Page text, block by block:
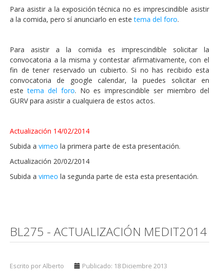
Para asistir a la exposición técnica no es imprescindible asistir
a la comida, pero sí anunciarlo en estetema del foro.
Para asistir a la comida es imprescindible solicitar la
convocatoria a la misma y contestar afirmativamente, con el
fin de tener reservado un cubierto. Si no has recibido esta
convocatoria de google calendar, la puedes solicitar en
estetema del foro. No es imprescindible ser miembro del
GURV para asistir a cualquiera de estos actos.
Actualización 14/02/2014
Subida a vimeo la primera parte de esta presentación.
Actualización 20/02/2014
Subida a vimeo la segunda parte de esta esta presentación.
BL275 - ACTUALIZACIÓN MEDIT2014
Escrito por Alberto Publicado: 18 Diciembre 2013